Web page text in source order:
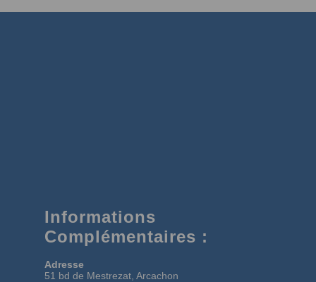
Informations
Complémentaires :
Adresse
51 bd de Mestrezat, Arcachon